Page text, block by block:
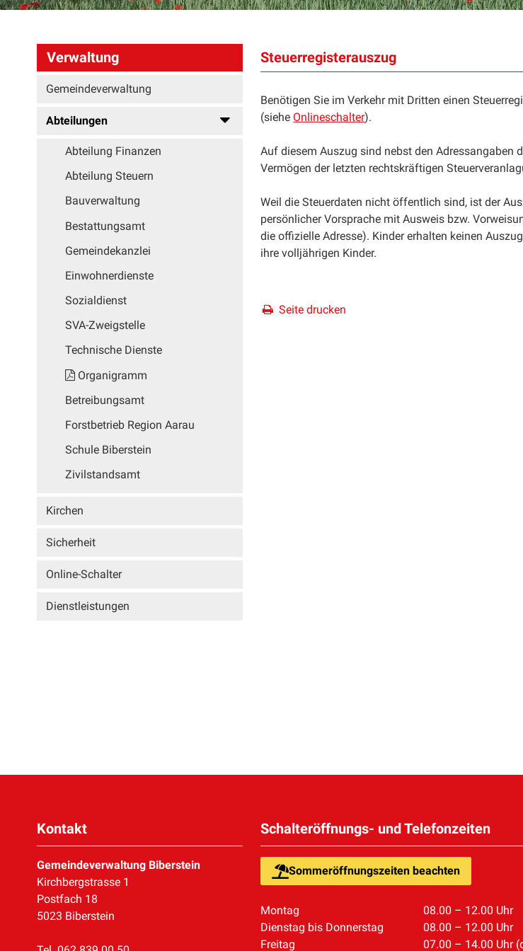
Verwaltung
Gemeindeverwaltung
Abteilungen
Abteilung Finanzen
Abteilung Steuern
Bauverwaltung
Bestattungsamt
Gemeindekanzlei
Einwohnerdienste
Sozialdienst
SVA-Zweigstelle
Technische Dienste
Organigramm
Betreibungsamt
Forstbetrieb Region Aarau
Schule Biberstein
Zivilstandsamt
Kirchen
Sicherheit
Online-Schalter
Dienstleistungen
Steuerregisterauszug
Benötigen Sie im Verkehr mit Dritten einen
(siehe Onlineschalter).
Auf diesem Auszug sind nebst den Adressangaben
Vermögen der letzten rechtskräftigen
Weil die Steuerdaten nicht öffentlich sind, ist der
persönlicher Vorsprache mit Ausweis bzw.
die offizielle Adresse). Kinder erhalten keinen
ihre volljährigen Kinder.
Seite drucken
Kontakt
Gemeindeverwaltung Biberstein
Kirchbergstrasse 1
Postfach 18
5023 Biberstein
Schalteröffnungs- und Telefonzeiten
Sommeröffnungszeiten beachten
Montag 08.00 – 12.00 Uhr
Dienstag bis Donnerstag
08.00 – 12.00 Uhr
Freitag
07.00 – 14.00 Uhr